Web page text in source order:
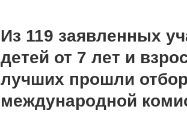
Из 119 заявленных
детей от 7 лет и
лучших прошли
международной